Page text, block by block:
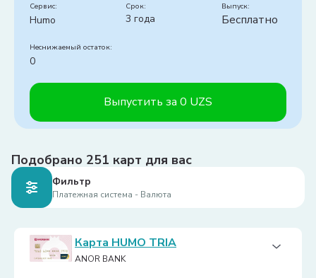
Платежи:
1
Сервис:
Humo
срок:
3 года
Выпуск:
Бесплатно
Неснижаемый остаток:
0
Выпустить за 0 UZS
Тип карты:Сумовая
Доставка на дом:
Cashback:Нет
Платежи:
Подобрано 251 карт для вас
Фильтр
Платежная система - Валюта
Карта HUMO TRIA
ANOR BANK